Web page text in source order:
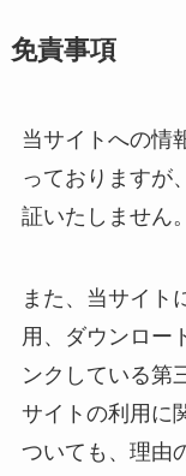
免責事項
当サイトへの情
っておりますが
証いたしません。
また、当サイト
用、ダウンロー
ンクしている第
サイトの利用に
ついても、理由